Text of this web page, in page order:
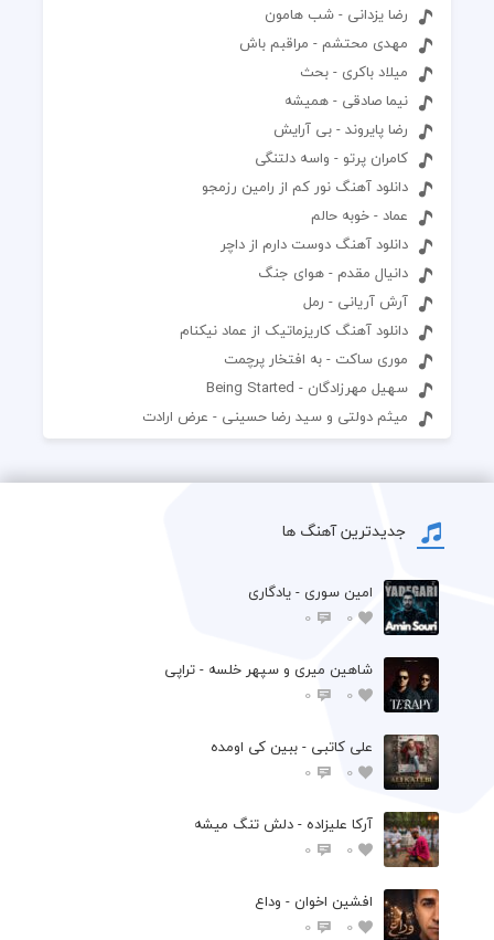
رضا یزدانی - شب هامون
مهدی محتشم - مراقبم باش
میلاد باکری - بحث
نیما صادقی - همیشه
رضا پایروند - بی آرایش
کامران پرتو - واسه دلتنگی
دانلود آهنگ نور کم از رامین رزمجو
عماد - خوبه حالم
دانلود آهنگ دوست دارم از داچر
دانیال مقدم - هوای جنگ
آرش آریانی - رمل
دانلود آهنگ کاریزماتیک از عماد نیکنام
موری ساکت‬ - به افتخار پرچمت
سهیل مهرزادگان - Being Started
میثم دولتی و سید رضا حسینی - عرض ارادت
جدیدترین آهنگ ها
امین سوری - یادگاری
0
0
شاهین میری و سپهر خلسه - تراپی
0
0
علی کاتبی - ببین کی اومده
0
0
آرکا علیزاده - دلش تنگ میشه
0
0
افشين اخوان - وداع
0
0